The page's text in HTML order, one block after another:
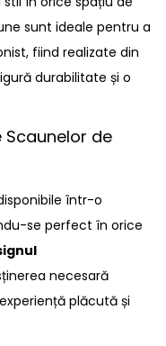
sunt ideale pentru a
fiind realizate din
durabilitate și o
Scaunelor de
într-o
se perfect în orice
necesară
plăcută și